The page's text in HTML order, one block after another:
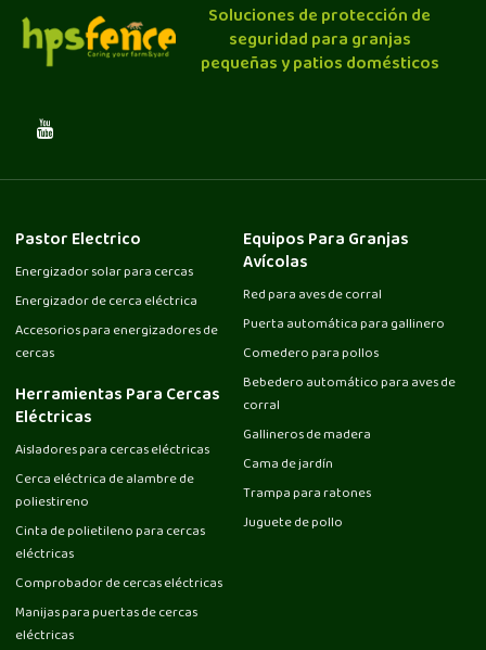
Soluciones de protección de
seguridad para granjas
pequeñas y patios domésticos
Pastor Electrico
Energizador solar para cercas
Energizador de cerca eléctrica
Accesorios para energizadores de
cercas
Herramientas Para Cercas
Eléctricas
Aisladores para cercas eléctricas
Cerca eléctrica de alambre de
poliestireno
Cinta de polietileno para cercas
eléctricas
Comprobador de cercas eléctricas
Manijas para puertas de cercas
eléctricas
Equipos Para Granjas
Avícolas
Red para aves de corral
Puerta automática para gallinero
Comedero para pollos
Bebedero automático para aves de
corral
Gallineros de madera
Cama de jardín
Trampa para ratones
Juguete de pollo